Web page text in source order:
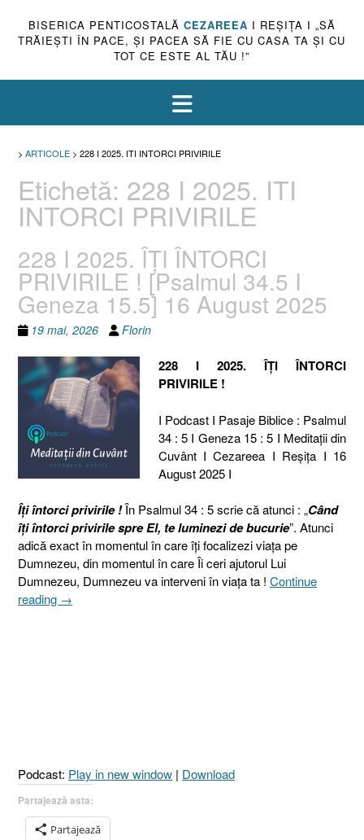
BISERICA PENTICOSTALĂ CEZAREEA I REŞIŢA I „SĂ
TRĂIEŞTI ÎN PACE, ŞI PACEA SĂ FIE CU CASA TA ŞI CU
TOT CE ESTE AL TĂU !”
> ARTICOLE > 228 I 2025. ITI INTORCI PRIVIRILE
Etichetă: 228 I 2025. ITI
INTORCI PRIVIRILE
228 I 2025. ÎȚI ÎNTORCI
PRIVIRILE ! [Psalmul 34.5 I
Geneza 15.5] 16 August 2025
19 mai, 2026 Florin
228 I 2025. ÎȚI ÎNTORCI
PRIVIRILE !
I Podcast I Pasaje Biblice : Psalmul
34 : 5 I Geneza 15 : 5 I Meditaţii din
Cuvânt I Cezareea I Reşiţa I 16
August 2025 I
Îți întorci privirile !În Psalmul 34 : 5 scrie că atunci : „Când
îţi întorci privirile spre El, te luminezi de bucurie”. Atunci
adică exact în momentul în care îți focalizezi viața pe
Dumnezeu, din momentul în care Îi ceri ajutorul Lui
Dumnezeu, Dumnezeu va interveni în viața ta ! Continue
reading „228
Geneza
15.5]
16
August
→
Podcast: Play in new window | Download
Partajează asta:
Partajează